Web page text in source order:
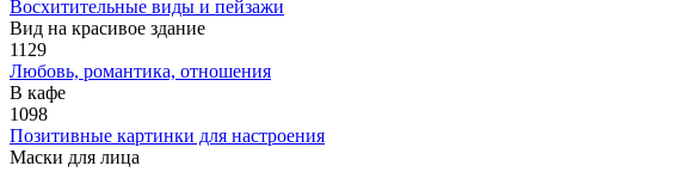
Восхитительные виды и пейзажи
Вид на красивое здание
1129
Любовь, романтика, отношения
В кафе
1098
Позитивные картинки для настроения
Маски для лица